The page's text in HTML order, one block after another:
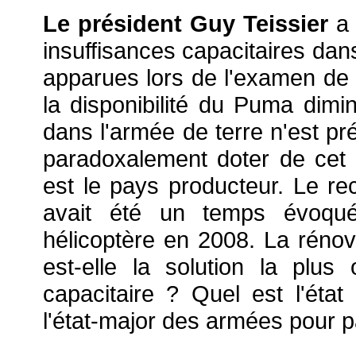
Le président Guy Teissier a
insuffisances capacitaires
apparues lors de l'examen
la disponibilité du Puma
dans l'armée de terre n'est
paradoxalement doter de
est le pays producteur. Le
avait été un temps
hélicoptère en 2008. La
est-elle la solution la plus
capacitaire ? Quel est
l'état-major des armées pour